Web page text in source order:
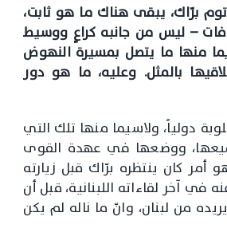
برّاك، يبقى هناك ما هو ثابت،
– ليس من جانبه كراعٍ ووسيط
منها ما يتصل بمسيرة النهوض
بالمثل. وعليه، ما هو دور
دولياً، ولاسيما منها تلك التي
ووضعها في عهدة القوى
كان ينتظره برّاك قبل زيارته
ما عبّر عنه في آخر لقاءاته اللبنانية، قبل أن
من لبنان، وانّ ما ناله لم يكن